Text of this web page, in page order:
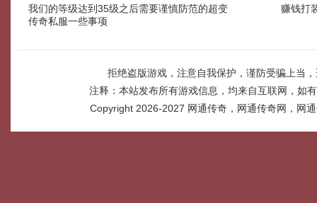
我们的等级达到35级之后需要谨慎防范的超变
传奇私服一些事项
赚钱打
拒绝盗版游戏，注意自我保护，谨防受骗上当
注释：本站发布所有游戏信息，均来自互联网，如
Copyright 2026-2027 网通传奇，网通传奇网，网